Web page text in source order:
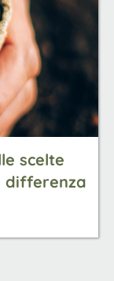
scelte
differenza